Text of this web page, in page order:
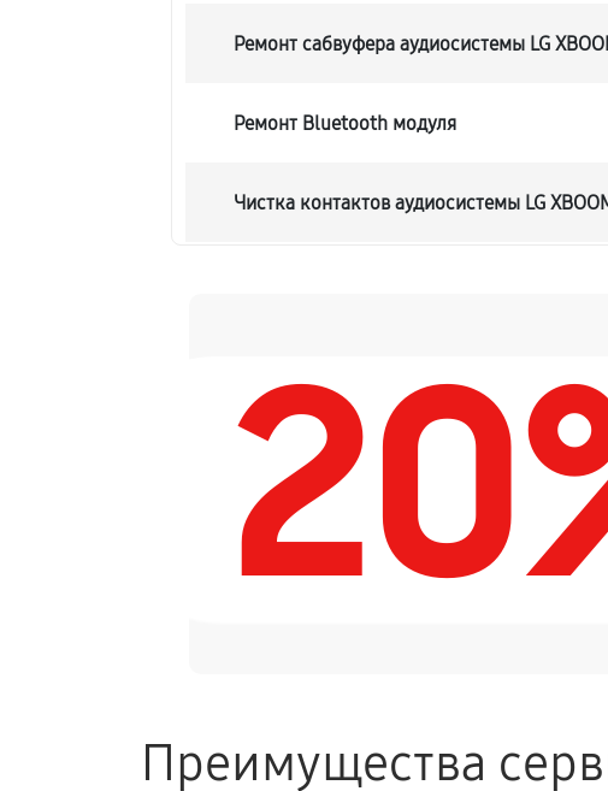
Ремонт сабвуфера аудиосистемы LG
Ремонт Bluetooth модуля
Чистка контактов аудиосистемы LG
Восстановление после попадания влаги
Замена динамика аудиосистемы LG
Замена кабеля питания
Преимущества